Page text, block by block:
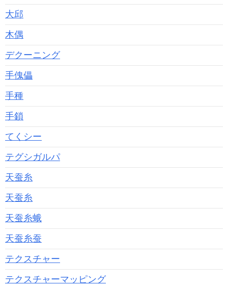
大邱
木偶
デクーニング
手傀儡
手種
手鎖
てくシー
テグシガルパ
天蚕糸
天蚕糸
天蚕糸蛾
天蚕糸蚕
テクスチャー
テクスチャーマッピング